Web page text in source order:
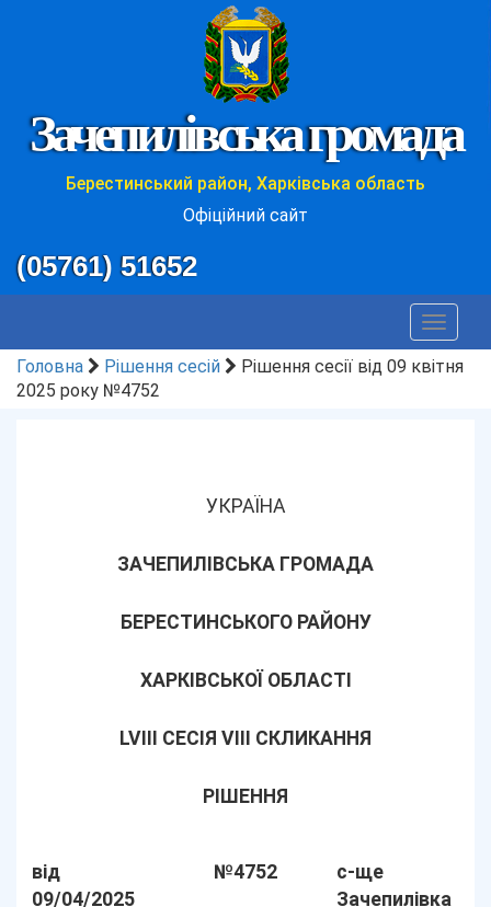
Зачепилівська громада
Берестинський район, Харківська область
Офіційний сайт
(05761) 51652
Toggle
Головна
Рішення сесій
Рішення сесії від 09 квітня
2025 року №4752
УКРАЇНА
ЗАЧЕПИЛІВСЬКА ГРОМАДА
БЕРЕСТИНСЬКОГО РАЙОНУ
ХАРКІВСЬКОЇ ОБЛАСТІ
LVІІІ СЕСІЯ VIII СКЛИКАННЯ
РІШЕННЯ
від
09/04/2025
№4752
с-ще
Зачепилівка